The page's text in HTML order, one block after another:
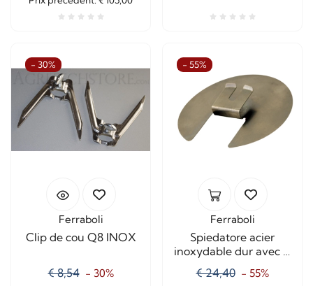
- 30%
Ferraboli
Clip de cou Q8 INOX
€ 8,54 - 30%
- 55%
Ferraboli
Spiedatore acier
inoxydable dur avec "1
Space"
€ 24,40 - 55%